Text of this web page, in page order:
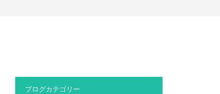
ブログカテゴリー